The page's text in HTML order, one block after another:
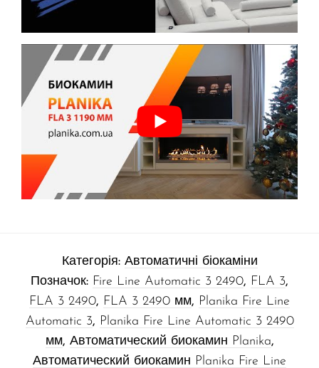
Категорія: Автоматичні біокаміни
Позначок: Fire Line Automatic 3 2490, FLA 3,
FLA 3 2490, FLA 3 2490 мм, Planika Fire Line
Automatic 3, Planika Fire Line Automatic 3 2490
мм, Автоматический биокамин Planika,
Автоматический биокамин Planika Fire Line